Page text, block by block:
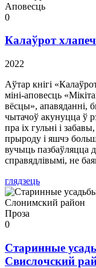
Аповесць
0
Калаўрот
2022
Аўтар кнігі
міні-аповесць
вёсцы», апавяданні,
чытачоў акунуцца ў
пра іх гульні і
прыроду і яшчэ
вучыць пазбаўляцца
справядлівымі, не
глядзець
Проза
0
Старинные
Свислочский